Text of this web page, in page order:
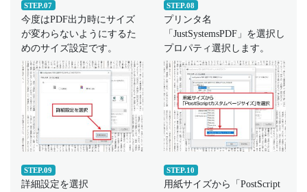
STEP.07
今度はPDF出力時にサイズ
が変わらないようにするた
めのサイズ設定です。
STEP.08
プリンタ名
「JustSystemsPDF」を選択し
プロパティ選択します。
STEP.09
詳細設定を選択
STEP.10
用紙サイズから「PostScript